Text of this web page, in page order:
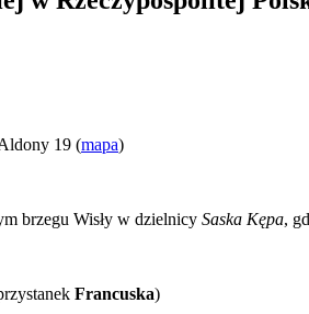
19 (mapa)
brzegu Wisły w dzielnicy Saska Kępa,
Francuska)